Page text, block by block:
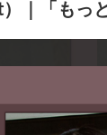
｜「もっ